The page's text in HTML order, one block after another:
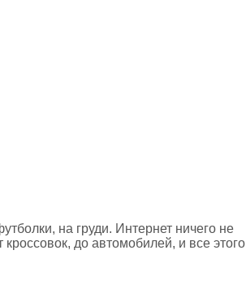
на груди. Интернет ничего не
до автомобилей, и все этого